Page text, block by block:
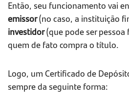
Então, seu funcionamento vai
emissor(no caso, a instituição
investidor(que pode ser
quem de fato compra o título.
Logo, um Certificado de
sempre da seguinte forma: